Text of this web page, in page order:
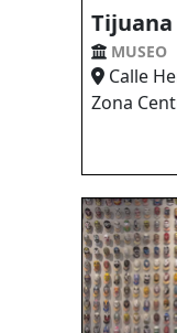
Tijuana
MUSEO
Calle
Zona